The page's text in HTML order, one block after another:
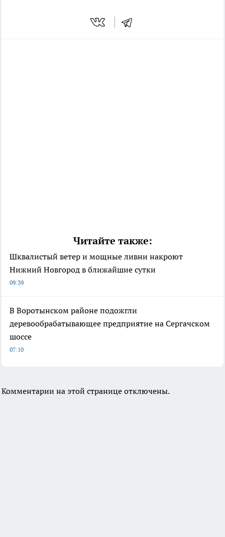
Читайте также:
Шквалистый ветер и мощные ливни накроют
Нижний Новгород в ближайшие сутки
09:39
В Воротынском районе подожгли
деревообрабатывающее предприятие на Сергачском
шоссе
07:10
Комментарии на этой странице отключены.